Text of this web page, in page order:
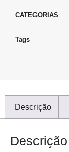
CATEGORIAS
Tags
Descrição
Descrição